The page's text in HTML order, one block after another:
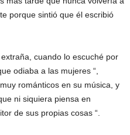
porque sintió que él escribió
cuando lo escuché por
odiaba a las mujeres “,
románticos en su música, y
ni siquiera piensa en
de sus propias cosas “.